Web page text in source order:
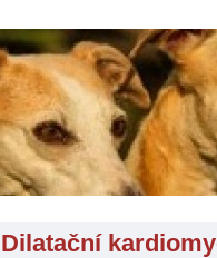
Dilatační